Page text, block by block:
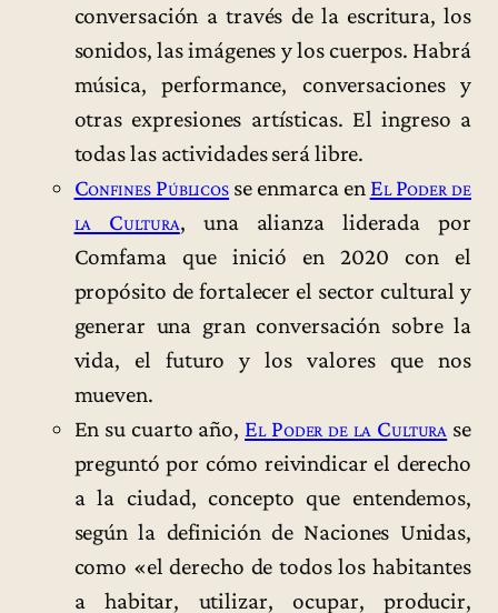
conversación a través de la escritura, los
sonidos, las imágenes y los cuerpos. Habrá
música, performance, conversaciones y
otras expresiones artísticas. El ingreso a
todas las actividades será libre.
Confines Públicos se enmarca en El Poder de
la Cultura, una alianza liderada por
Comfama que inició en 2020 con el
propósito de fortalecer el sector cultural y
generar una gran conversación sobre la
vida, el futuro y los valores que nos
mueven.
En su cuarto año, El Poder de la Cultura se
preguntó por cómo reivindicar el derecho
a la ciudad, concepto que entendemos,
según la definición de Naciones Unidas,
como «el derecho de todos los habitantes
a habitar, utilizar, ocupar, producir,